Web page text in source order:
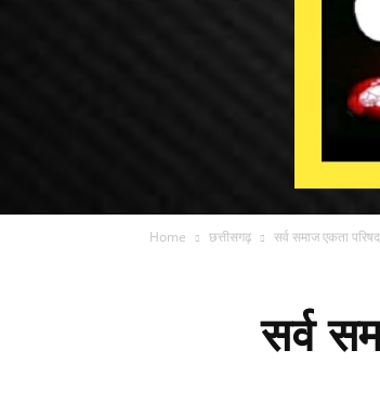
Home छत्तीसगढ़ सर्व समाज एकता
सर्व